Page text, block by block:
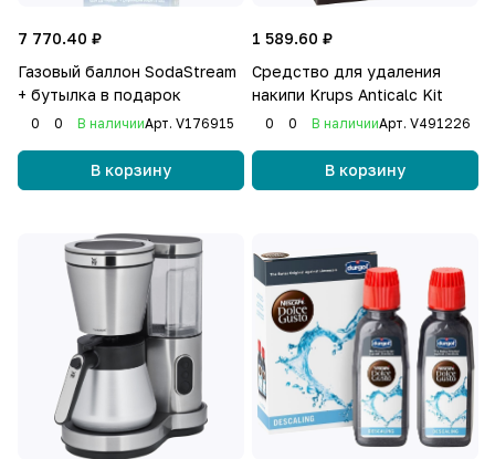
7 770.40 ₽
Газовый баллон SodaStream
+ бутылка в подарок
0 0 В наличииАрт. V176915
В корзину
1 589.60 ₽
Средство для удаления
накипи Krups Anticalc Kit
0 0 В наличииАрт. V491226
В корзину